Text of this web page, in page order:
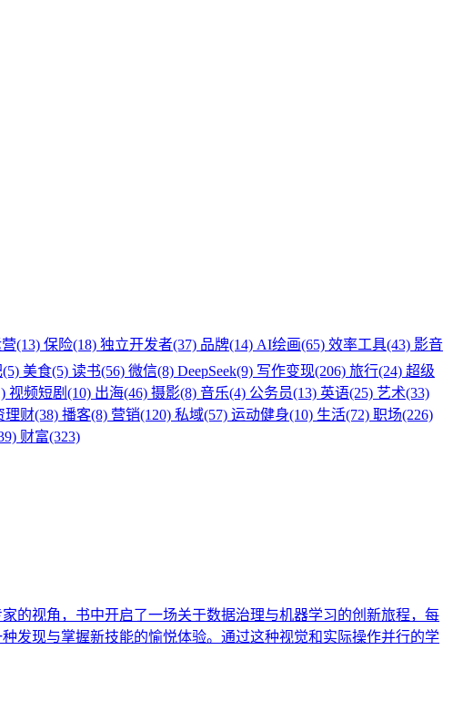
(13) 保险(18) 独立开发者(37) 品牌(14) AI绘画(65) 效率工具(43) 影音
美食(5) 读书(56) 微信(8) DeepSeek(9) 写作变现(206) 旅行(24) 超级
视频短剧(10) 出海(46) 摄影(8) 音乐(4) 公务员(13) 英语(25) 艺术(33)
理财(38) 播客(8) 营销(120) 私域(57) 运动健身(10) 生活(72) 职场(226)
财富(323)
的视角，书中开启了一场关于数据治理与机器学习的创新旅程，每
发现与掌握新技能的愉悦体验。通过这种视觉和实际操作并行的学